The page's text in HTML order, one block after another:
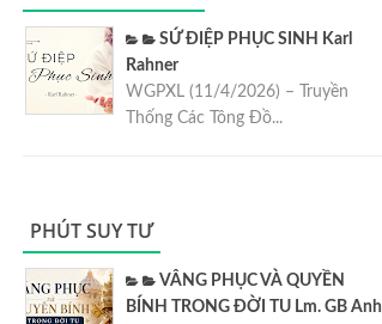
SỨ ĐIỆP PHỤC SINH Karl
Rahner
WGPXL (11/4/2026) – Truyền
Thống Các Tông Đồ...
PHÚT SUY TƯ
VÂNG PHỤC VÀ QUYỀN
BÍNH TRONG ĐỜI TU Lm. GB Anh